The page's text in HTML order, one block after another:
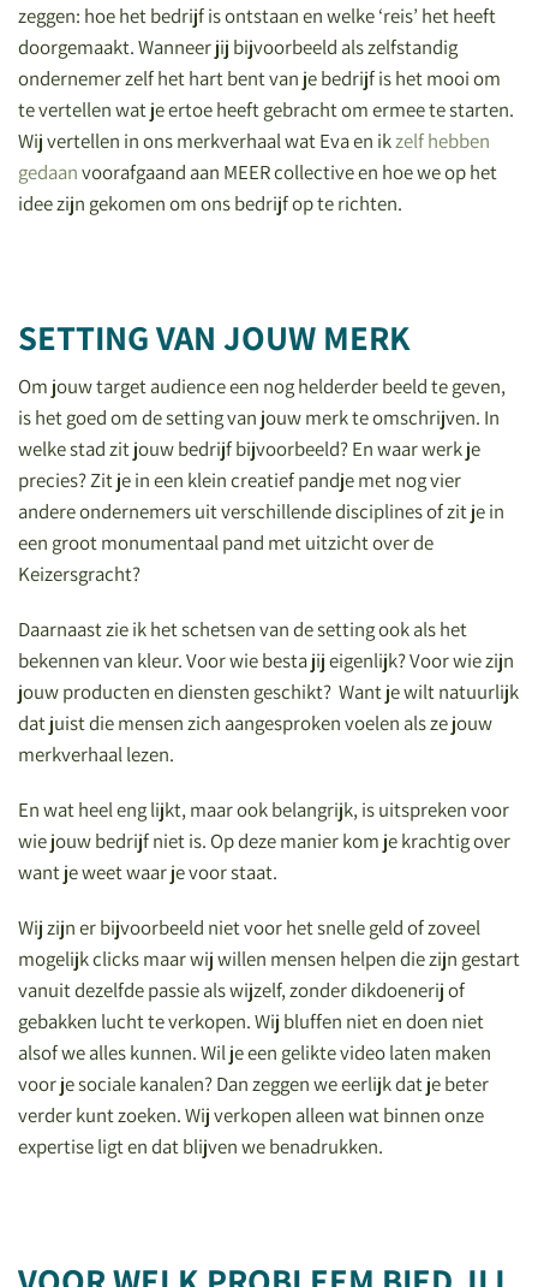
zeggen: hoe het bedrijf is ontstaan en welke ‘reis’ het heeft
doorgemaakt. Wanneer jij bijvoorbeeld als zelfstandig
ondernemer zelf het hart bent van je bedrijf is het mooi om
te vertellen wat je ertoe heeft gebracht om ermee te starten.
Wij vertellen in ons merkverhaal wat Eva en ikzelf hebben
gedaanvoorafgaand aan MEER collective en hoe we op het
idee zijn gekomen om ons bedrijf op te richten.
SETTING VAN JOUW MERK
Om jouw target audience een nog helderder beeld te geven,
is het goed om de setting van jouw merk te omschrijven. In
welke stad zit jouw bedrijf bijvoorbeeld? En waar werk je
precies? Zit je in een klein creatief pandje met nog vier
andere ondernemers uit verschillende disciplines of zit je in
een groot monumentaal pand met uitzicht over de
Keizersgracht?
Daarnaast zie ik het schetsen van de setting ook als het
bekennen van kleur. Voor wie besta jij eigenlijk? Voor wie zijn
jouw producten en diensten geschikt? Want je wilt natuurlijk
dat juist die mensen zich aangesproken voelen als ze jouw
merkverhaal lezen.
En wat heel eng lijkt, maar ook belangrijk, is uitspreken voor
wie jouw bedrijf niet is. Op deze manier kom je krachtig over
want je weet waar je voor staat.
Wij zijn er bijvoorbeeld niet voor het snelle geld of zoveel
mogelijk clicks maar wij willen mensen helpen die zijn gestart
vanuit dezelfde passie als wijzelf, zonder dikdoenerij of
gebakken lucht te verkopen. Wij bluffen niet en doen niet
alsof we alles kunnen. Wil je een gelikte video laten maken
voor je sociale kanalen? Dan zeggen we eerlijk dat je beter
verder kunt zoeken. Wij verkopen alleen wat binnen onze
expertise ligt en dat blijven we benadrukken.